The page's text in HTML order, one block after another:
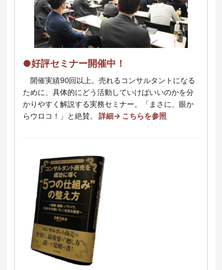
●好評セミナー開催中！
開催実績90回以上。売れるコンサルタントになる
ために、具体的にどう活動していけばいいのかを分
かりやすく解説する実務セミナー。「まさに、眼か
らウロコ！」と絶賛。
詳細→ こちらを参照